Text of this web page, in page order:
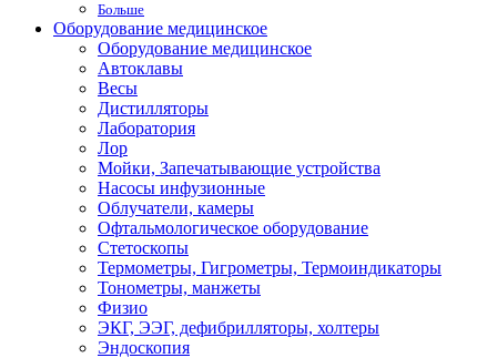
Больше
Оборудование медицинское
Оборудование медицинское
Автоклавы
Весы
Дистилляторы
Лаборатория
Лор
Мойки, Запечатывающие устройства
Насосы инфузионные
Облучатели, камеры
Офтальмологическое оборудование
Стетоскопы
Термометры, Гигрометры, Термоиндикаторы
Тонометры, манжеты
Физио
ЭКГ, ЭЭГ, дефибрилляторы, холтеры
Эндоскопия